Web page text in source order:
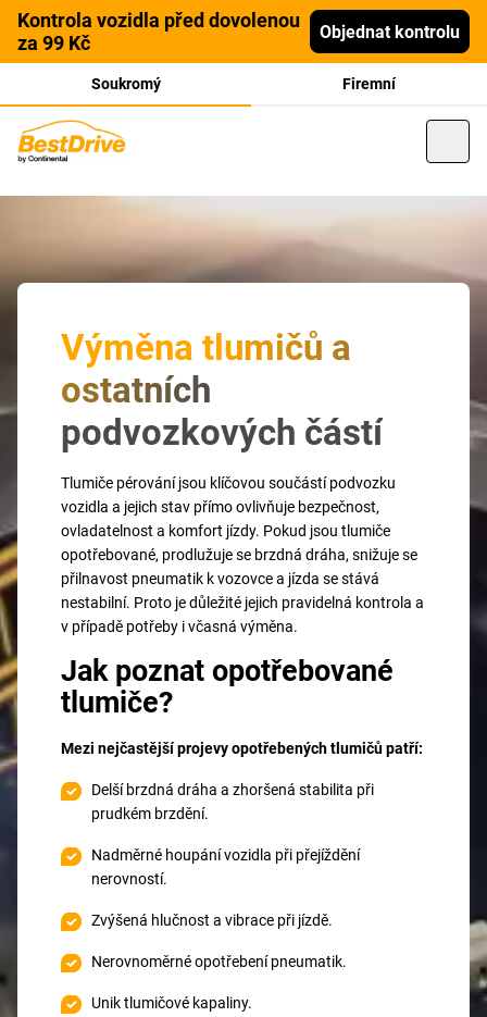
Kontrola vozidla před dovolenou
za 99 Kč
Objednat kontrolu
Soukromý Firemní
Výměna tlumičů a
ostatních
podvozkových částí
Tlumiče pérování jsou klíčovou součástí podvozku
vozidla a jejich stav přímo ovlivňuje bezpečnost,
ovladatelnost a komfort jízdy. Pokud jsou tlumiče
opotřebované, prodlužuje se brzdná dráha, snižuje se
přilnavost pneumatik k vozovce a jízda se stává
nestabilní. Proto je důležité jejich pravidelná kontrola a
v případě potřeby i včasná výměna.
Jak poznat opotřebované
tlumiče?
Mezi nejčastější projevy opotřebených tlumičů patří:
Delší brzdná dráha a zhoršená stabilita při
prudkém brzdění.
Nadměrné houpání vozidla při přejíždění
nerovností.
Zvýšená hlučnost a vibrace při jízdě.
Nerovnoměrné opotřebení pneumatik.
Unik tlumičové kapaliny.